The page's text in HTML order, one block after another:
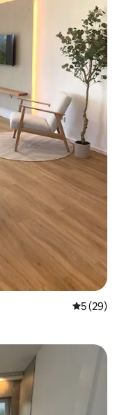
5 av 5 i
5 (29)